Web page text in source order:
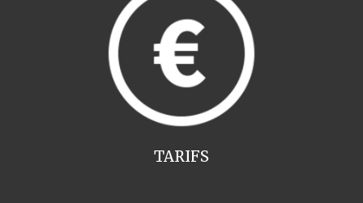
TARIFS